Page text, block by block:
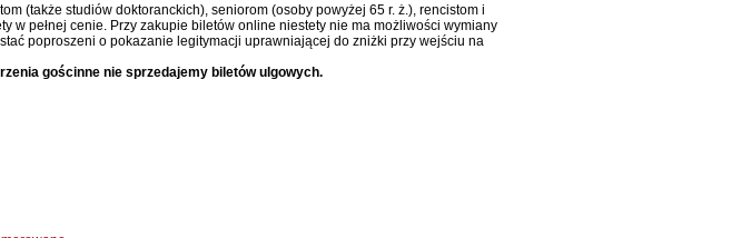
(także studiów doktoranckich), seniorom (osoby powyżej 65 r. ż.), rencistom i
w pełnej cenie. Przy zakupie biletów online niestety nie ma możliwości wymiany
poproszeni o pokazanie legitymacji uprawniającej do zniżki przy wejściu na
gościnne nie sprzedajemy biletów ulgowych.